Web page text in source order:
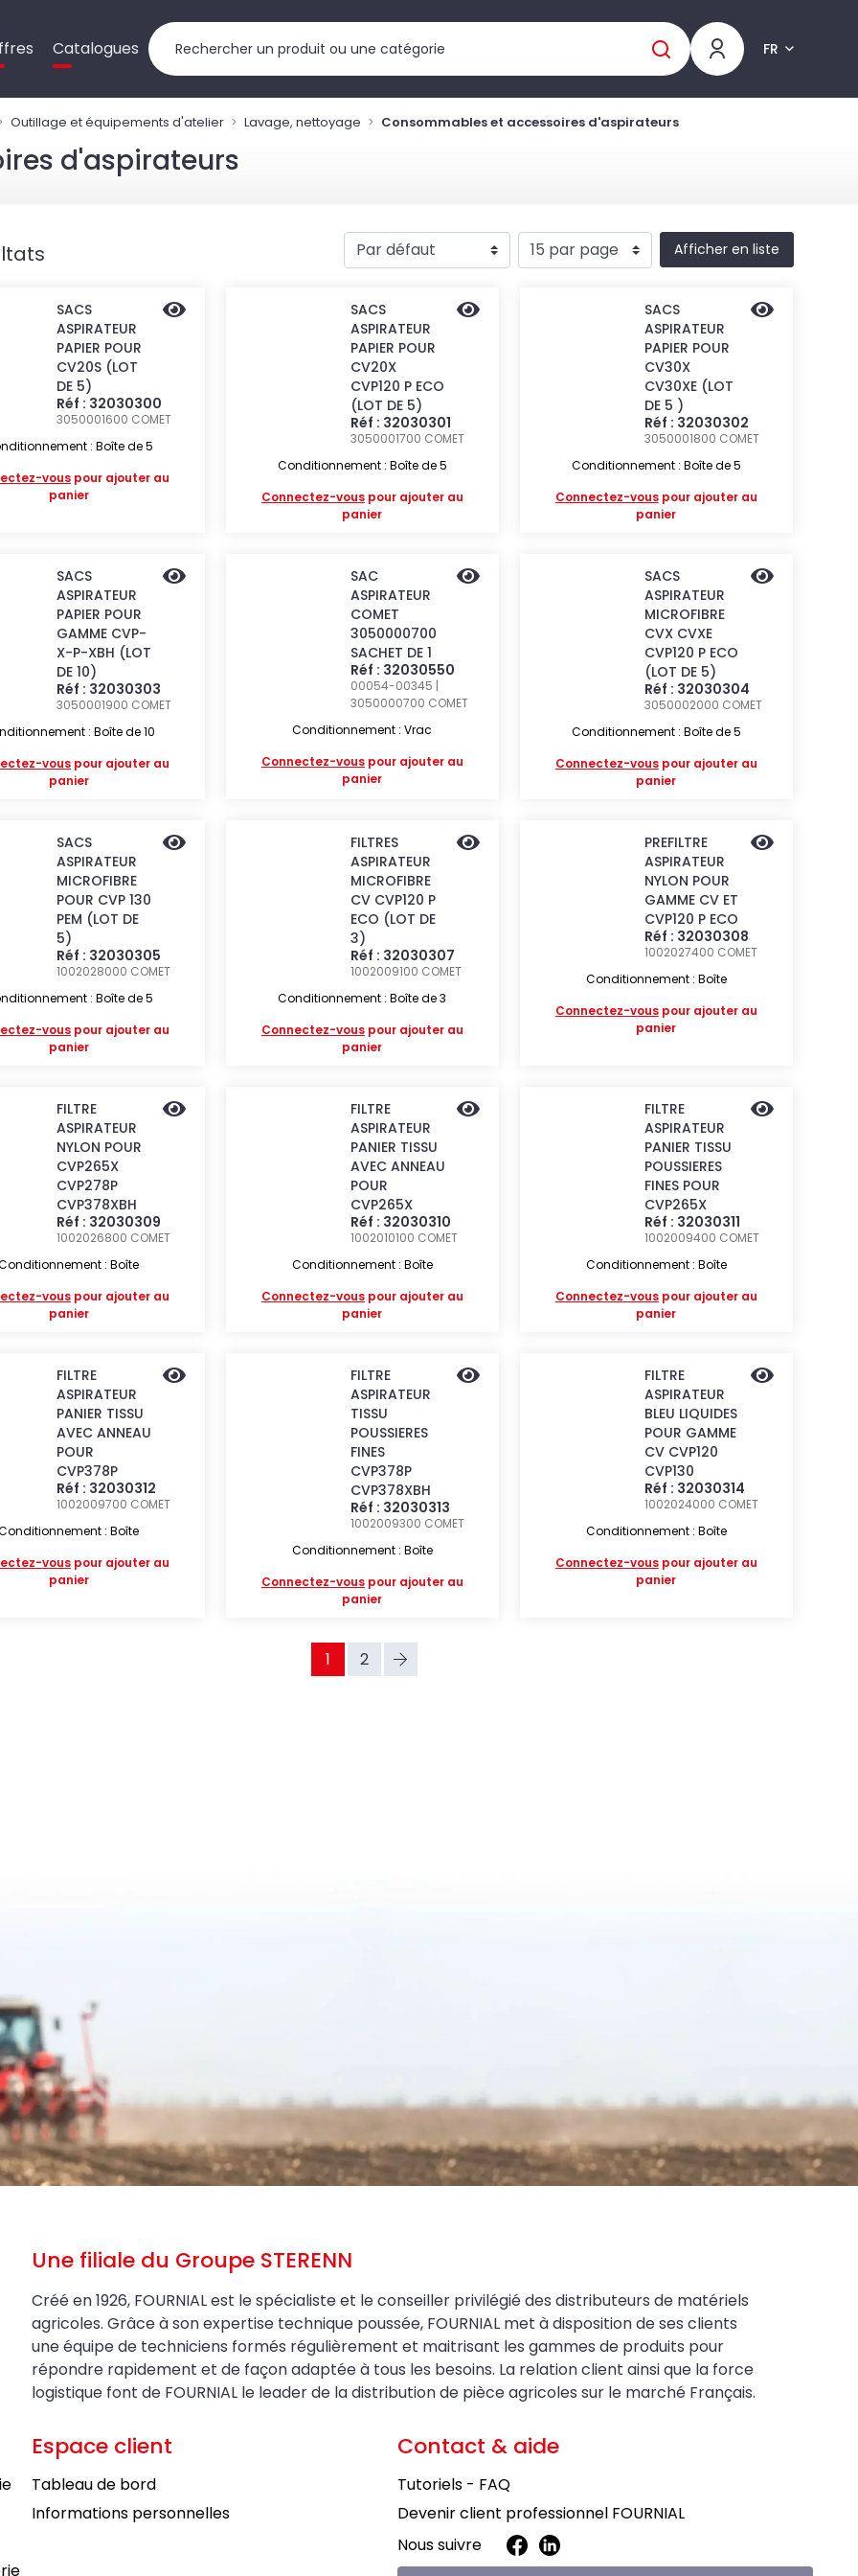
Catalogues FR
Outillage et équipements d'atelier Lavage, nettoyage Consommables et accessoires d'aspirateurs
d'aspirateurs
Afficher en liste
SACS
ASPIRATEUR
PAPIER POUR
CV20S (LOT
DE 5)
Réf : 32030300
3050001600 COMET
: Boîte de 5
vous pour ajouter au
panier
SACS
ASPIRATEUR
PAPIER POUR
CV20X
CVP120 P ECO
(LOT DE 5)
Réf : 32030301
3050001700 COMET
Conditionnement : Boîte de 5
Connectez-vouspour ajouter au
panier
SACS
ASPIRATEUR
PAPIER POUR
CV30X
CV30XE (LOT
DE 5 )
Réf : 32030302
3050001800 COMET
Conditionnement : Boîte de 5
Connectez-vouspour ajouter au
panier
SACS
ASPIRATEUR
PAPIER POUR
GAMME CVP-
X-P-XBH (LOT
DE 10)
Réf : 32030303
3050001900 COMET
: Boîte de 10
vous pour ajouter au
panier
SAC
ASPIRATEUR
COMET
3050000700
SACHET DE 1
Réf : 32030550
00054-00345 |
3050000700 COMET
Conditionnement : Vrac
Connectez-vouspour ajouter au
panier
SACS
ASPIRATEUR
MICROFIBRE
CVX CVXE
CVP120 P ECO
(LOT DE 5)
Réf : 32030304
3050002000 COMET
Conditionnement : Boîte de 5
Connectez-vouspour ajouter au
panier
SACS
ASPIRATEUR
MICROFIBRE
POUR CVP 130
PEM (LOT DE
5)
Réf : 32030305
1002028000 COMET
: Boîte de 5
vous pour ajouter au
panier
FILTRES
ASPIRATEUR
MICROFIBRE
CV CVP120 P
ECO (LOT DE
3)
Réf : 32030307
1002009100 COMET
Conditionnement : Boîte de 3
Connectez-vouspour ajouter au
panier
PREFILTRE
ASPIRATEUR
NYLON POUR
GAMME CV ET
CVP120 P ECO
Réf : 32030308
1002027400 COMET
Conditionnement : Boîte
Connectez-vouspour ajouter au
panier
FILTRE
ASPIRATEUR
NYLON POUR
CVP265X
CVP278P
CVP378XBH
Réf : 32030309
1002026800 COMET
: Boîte
vous pour ajouter au
panier
FILTRE
ASPIRATEUR
PANIER TISSU
AVEC ANNEAU
POUR
CVP265X
Réf : 32030310
1002010100 COMET
Conditionnement : Boîte
Connectez-vouspour ajouter au
panier
FILTRE
ASPIRATEUR
PANIER TISSU
POUSSIERES
FINES POUR
CVP265X
Réf : 32030311
1002009400 COMET
Conditionnement : Boîte
Connectez-vouspour ajouter au
panier
FILTRE
ASPIRATEUR
PANIER TISSU
AVEC ANNEAU
POUR
CVP378P
Réf : 32030312
1002009700 COMET
: Boîte
vous pour ajouter au
panier
FILTRE
ASPIRATEUR
TISSU
POUSSIERES
FINES
CVP378P
CVP378XBH
Réf : 32030313
1002009300 COMET
Conditionnement : Boîte
Connectez-vouspour ajouter au
panier
FILTRE
ASPIRATEUR
BLEU LIQUIDES
POUR GAMME
CV CVP120
CVP130
Réf : 32030314
1002024000 COMET
Conditionnement : Boîte
Connectez-vouspour ajouter au
panier
1 2
Une filiale du Groupe STERENN
Créé en 1926, FOURNIAL est le spécialiste et le conseiller privilégié des distributeurs de matériels
agricoles. Grâce à son expertise technique poussée, FOURNIAL met à disposition de ses clients
une équipe de techniciens formés régulièrement et maitrisant les gammes de produits pour
répondre rapidement et de façon adaptée à tous les besoins. La relation client ainsi que la force
logistique font de FOURNIAL le leader de la distribution de pièce agricoles sur le marché Français.
Espace client
Tableau de bord
Informations personnelles
Contact & aide
Tutoriels - FAQ
Devenir client professionnel FOURNIAL
Nous suivre